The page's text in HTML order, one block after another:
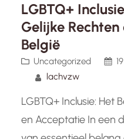
LGBTQ+
Gelijke
België
Uncategorized
lachvzw
LGBTQ+ Inclusie: Het
en Acceptatie In een